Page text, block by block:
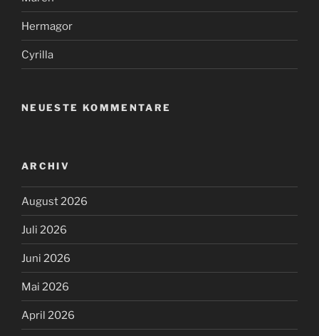
Hermagor
Cyrilla
NEUESTE KOMMENTARE
ARCHIV
August 2026
Juli 2026
Juni 2026
Mai 2026
April 2026